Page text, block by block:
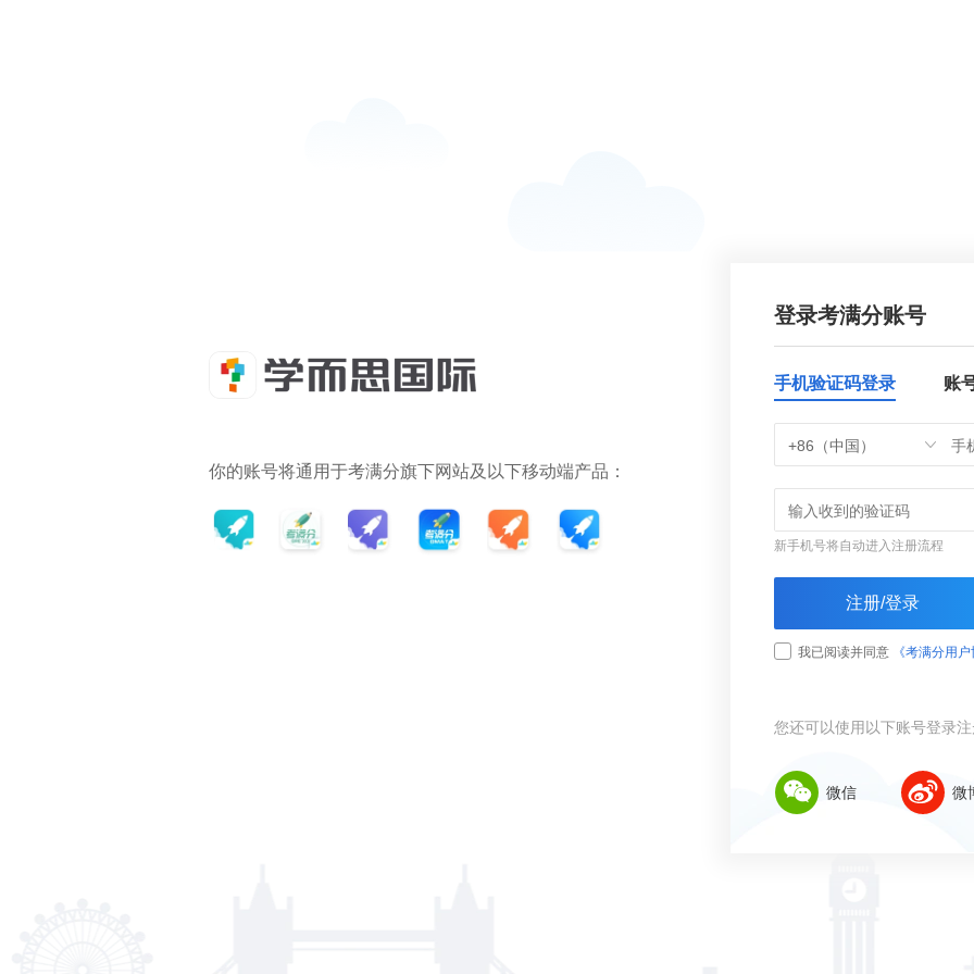
你的账号将通用于考满分旗下网站及以下移动端产品：
登录考满分账号
手机验证码登录 账
+86（中国）
新手机号将自动进入注册流程
注册/登录
我已阅读并同意 《考满分用户
您还可以使用以下账号登录
微信 微